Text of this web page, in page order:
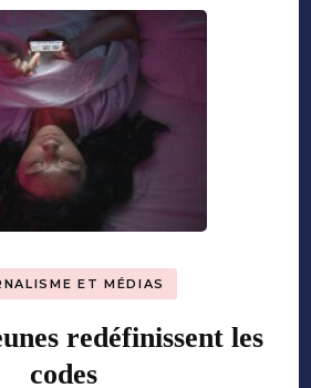
ET MÉDIAS
redéfinissent les
codes